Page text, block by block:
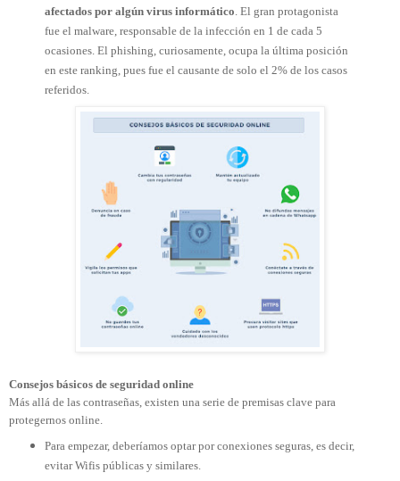
afectados por algún virus informático. El gran protagonista
fue el malware, responsable de la infección en 1 de cada 5
ocasiones. El phishing, curiosamente, ocupa la última posición
en este ranking, pues fue el causante de solo el 2% de los casos
referidos.
Consejos básicos de seguridad online
Más allá de las contraseñas, existen una serie de premisas clave para
protegernos online.
Para empezar, deberíamos optar por conexiones seguras, es decir,
evitar Wifis públicas y similares.